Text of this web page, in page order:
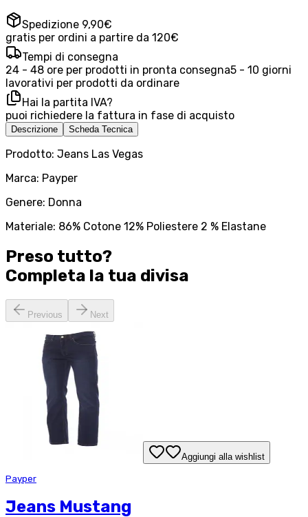
Spedizione 9,90€
gratis per ordini a partire da 120€
Tempi di consegna
24 - 48 ore per prodotti in pronta consegna5 - 10 giorni
lavorativi per prodotti da ordinare
Hai la partita IVA?
puoi richiedere la fattura in fase di acquisto
Descrizione Scheda Tecnica
Prodotto: Jeans Las Vegas
Marca: Payper
Genere: Donna
Materiale: 86% Cotone 12% Poliestere 2 % Elastane
Preso tutto?
Completa la tua divisa
Previous Next
Aggiungi alla wishlist
Payper
Jeans Mustang